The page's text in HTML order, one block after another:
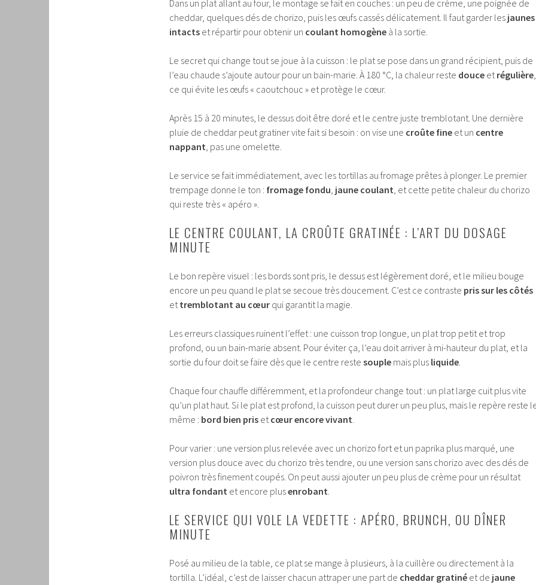
Dans un plat allant au four, le montage se fait en couches : un peu de crème, une poignée de
cheddar, quelques dés de chorizo, puis les œufs cassés délicatement. Il faut garder les jaunes
intacts et répartir pour obtenir un coulant homogène à la sortie.
Le secret qui change tout se joue à la cuisson : le plat se pose dans un grand récipient, puis de
l’eau chaude s’ajoute autour pour un bain-marie. À 180 °C, la chaleur reste douce etrégulière,
ce qui évite les œufs « caoutchouc » et protège le cœur.
Après 15 à 20 minutes, le dessus doit être doré et le centre juste tremblotant. Une dernière
pluie de cheddar peut gratiner vite fait si besoin : on vise une croûte fine et un centre
nappant, pas une omelette.
Le service se fait immédiatement, avec les tortillas au fromage prêtes à plonger. Le premier
trempage donne le ton : fromage fondu, jaune coulant, et cette petite chaleur du chorizo
qui reste très « apéro ».
LE CENTRE COULANT, LA CROÛTE GRATINÉE : L’ART DU DOSAGE
MINUTE
Le bon repère visuel : les bords sont pris, le dessus est légèrement doré, et le milieu bouge
encore un peu quand le plat se secoue très doucement. C’est ce contraste pris sur les côtés
ettremblotant au cœur qui garantit la magie.
Les erreurs classiques ruinent l’effet : une cuisson trop longue, un plat trop petit et trop
profond, ou un bain-marie absent. Pour éviter ça, l’eau doit arriver à mi-hauteur du plat, et la
sortie du four doit se faire dès que le centre reste souple mais plus liquide.
Chaque four chauffe différemment, et la profondeur change tout : un plat large cuit plus vite
qu’un plat haut. Si le plat est profond, la cuisson peut durer un peu plus, mais le repère reste
même : bord bien pris etcœur encore vivant.
Pour varier : une version plus relevée avec un chorizo fort et un paprika plus marqué, une
version plus douce avec du chorizo très tendre, ou une version sans chorizo avec des dés de
poivron très finement coupés. On peut aussi ajouter un peu plus de crème pour un résultat
ultra fondant et encore plusenrobant.
LE SERVICE QUI VOLE LA VEDETTE : APÉRO, BRUNCH, OU DÎNER
MINUTE
Posé au milieu de la table, ce plat se mange à plusieurs, à la cuillère ou directement à la
tortilla. L’idéal, c’est de laisser chacun attraper une part de cheddar gratiné et de jaune